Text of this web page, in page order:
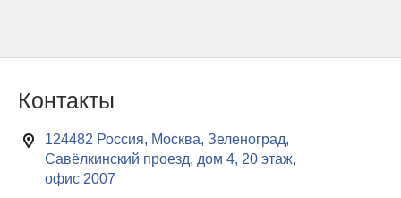
Контакты
124482 Россия, Москва, Зеленоград,
Савёлкинский проезд, дом 4, 20 этаж,
офис 2007